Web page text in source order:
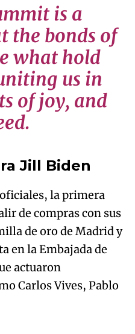
is a
the bonds of
what hold
us in
of joy, and
Jill Biden
la primera
de compras con sus
de oro de Madrid y
en la Embajada de
actuaron
Carlos Vives, Pablo